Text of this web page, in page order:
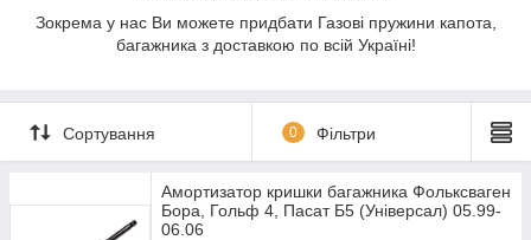
Зокрема у нас Ви можете придбати Газові пружини капота,
багажника з доставкою по всій Україні!
Сортування 0 Фільтри
Амортизатор кришки багажника Фольксваген
Бора, Гольф 4, Пасат Б5 (Універсал) 05.99-
06.06